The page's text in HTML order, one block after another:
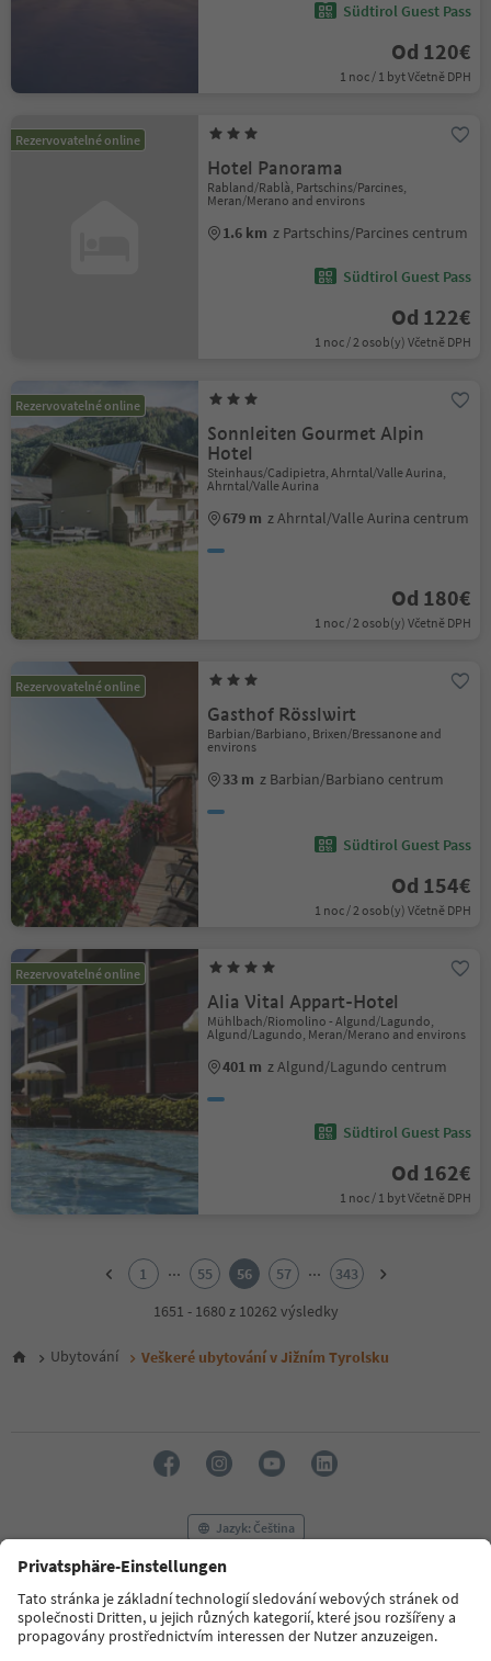
Südtirol Guest Pass
Od 120€
1 noc / 1 byt Včetně DPH
Rezervovatelné online
Hotel Panorama
Rabland/Rablà, Partschins/Parcines,
Meran/Merano and environs
1.6 km z Partschins/Parcines centrum
Südtirol Guest Pass
Od 122€
1 noc / 2 osob(y) Včetně DPH
Rezervovatelné online
Sonnleiten Gourmet Alpin
Hotel
Steinhaus/Cadipietra, Ahrntal/Valle Aurina,
Ahrntal/Valle Aurina
679 m z Ahrntal/Valle Aurina centrum
Od 180€
1 noc / 2 osob(y) Včetně DPH
Rezervovatelné online
Gasthof Rösslwirt
Barbian/Barbiano, Brixen/Bressanone and
environs
33 m z Barbian/Barbiano centrum
Südtirol Guest Pass
Od 154€
1 noc / 2 osob(y) Včetně DPH
Rezervovatelné online
Alia Vital Appart-Hotel
Mühlbach/Riomolino - Algund/Lagundo,
Algund/Lagundo, Meran/Merano and environs
401 m z Algund/Lagundo centrum
Südtirol Guest Pass
Od 162€
1 noc / 1 byt Včetně DPH
6
16
17
18
19
1 ... 55 56 57 ...
343
1651 - 1680 z 10262 výsledky
Ubytování Veškeré ubytování v Jižním Tyrolsku
Jazyk: Čeština
FAQ Kontaktujte nás Tisk
MICE
Zásady ochrany osobních údajů
Podmínky a ujednání
Tiráž